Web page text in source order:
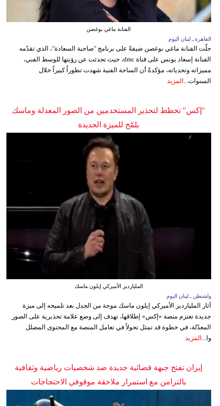
الفنانة ماغي بوغصن
القاهرة ـ لبنان اليوم
حلّت الفنانة ماغي بوغصن ضيفةً على برنامج "صاحبة السعادة"، الذي تقدّمه
الفنانة إسعاد يونس على قناة dmc، حيث تحدثت عن رؤيتها للوسط الفني،
مميزاته وتحدياته، مؤكدةً أن الساحة الفنية شهدت تطوراً كبيراً خلال
السنوات...
المزيد
"إكس" تخطط لتحذير المستخدمين من الصور المعدلة وماسك
يلمّح للميزة الجديدة
الملياردير الأميركي إيلون ماسك
واشنطن ـ لبنان اليوم
أثار الملياردير الأميركي إيلون ماسك موجة من الجدل بعد تلميحه إلى ميزة
جديدة تعتزم منصة «إكس» إطلاقها، تهدف إلى وضع علامة تحذيرية على الصور
المعدّلة، في خطوة قد تمثل تحولاً في تعامل المنصة مع المحتوى المضلل
وا... المزيد
إيران تفتح جبهة قضائية جديدة ضد شخصيات رياضية وثقافية
بالتزامن مع استمرار ملاحقة موقوفي الاحتجاجات